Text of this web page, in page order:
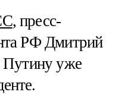
, пресс-
РФ Дмитрий
Путину уже